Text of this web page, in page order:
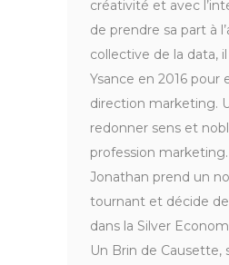
créativité et avec
de prendre sa part à
collective de la data,
Ysance en 2016 pour
direction marketing.
redonner sens et
profession
Jonathan prend un
tournant et décide
dans la Silver
Un Brin de Causette,